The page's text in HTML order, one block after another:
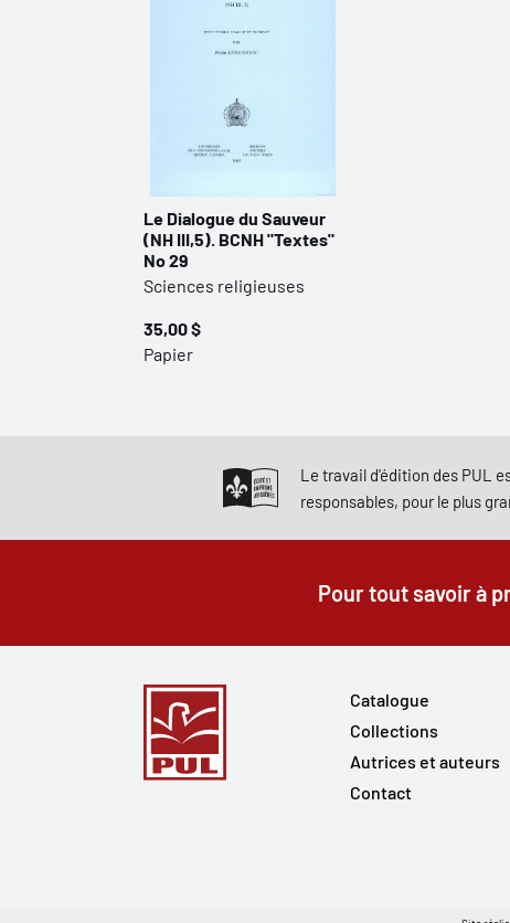
Le Dialogue du Sauveur
(NH III,5). BCNH "Textes"
No 29
Sciences religieuses
35,00 $
Papier
Le travail d'édition des PUL
responsables, pour le plus
Pour tout savoir à
Catalogue
Collections
Autrices et auteurs
Contact